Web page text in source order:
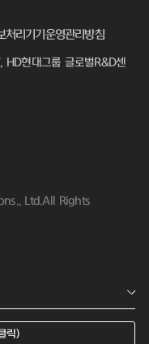
처리기기운영관리방침
HD현대그룹 글로벌R&D센
Ltd.All Rights
릭)